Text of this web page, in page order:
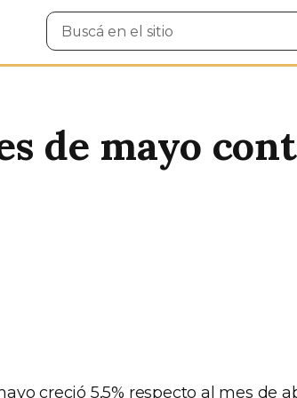
Buscar
en
de mayo
creció 5,5% respecto al mes de